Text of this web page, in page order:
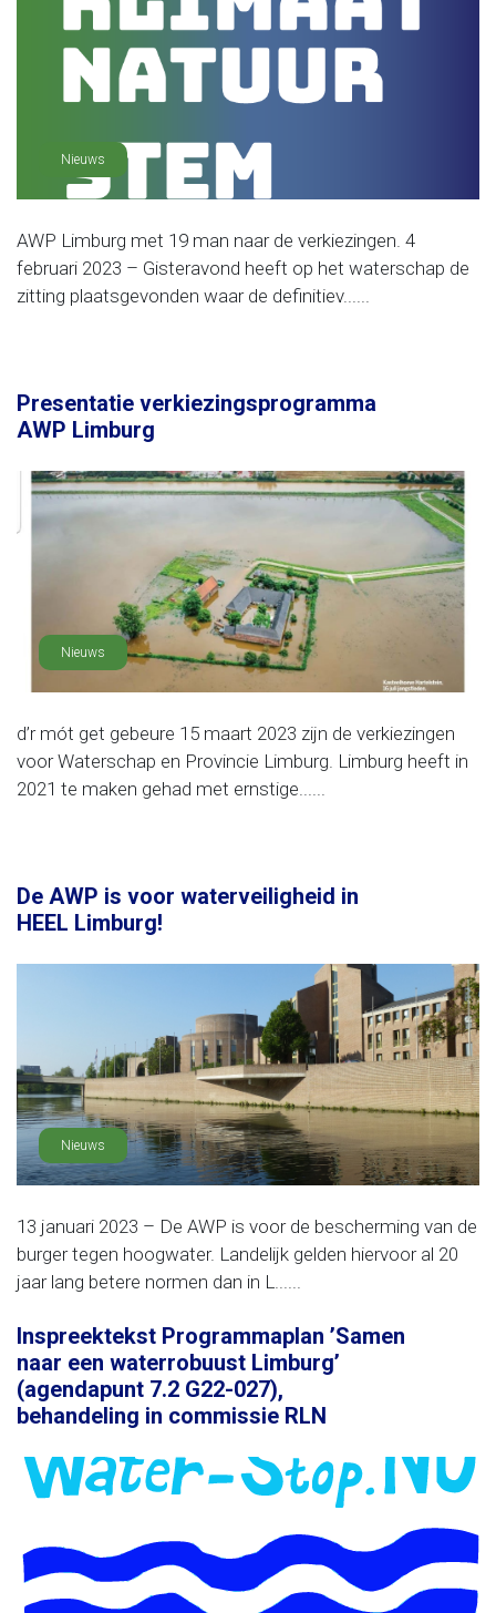
Nieuws
AWP Limburg met 19 man naar de verkiezingen. 4
februari 2023 – Gisteravond heeft op het waterschap de
zitting plaatsgevonden waar de definitiev......
Presentatie verkiezingsprogramma
AWP Limburg
Nieuws
d’r mót get gebeure 15 maart 2023 zijn de verkiezingen
voor Waterschap en Provincie Limburg. Limburg heeft in
2021 te maken gehad met ernstige......
De AWP is voor waterveiligheid in
HEEL Limburg!
Nieuws
13 januari 2023 – De AWP is voor de bescherming van de
burger tegen hoogwater. Landelijk gelden hiervoor al 20
jaar lang betere normen dan in L......
Inspreektekst Programmaplan ’Samen
naar een waterrobuust Limburg’
(agendapunt 7.2 G22-027),
behandeling in commissie RLN